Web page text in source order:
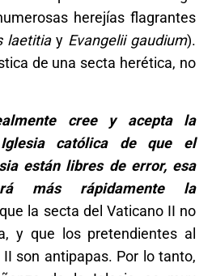
herejías flagrantes
laetitiay Evangelii gaudium).
de una secta herética, no
cree y acepta la
católica de que el
están libres de error, esa
más rápidamente la
la secta del Vaticano II no
y que los pretendientes al
son antipapas. Por lo tanto,